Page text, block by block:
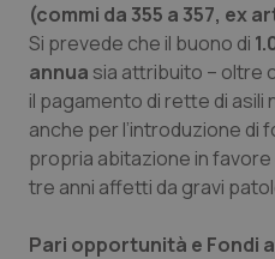
(commi da 355 a 357, ex
Si prevede che il buono di
annua sia attribuito – oltre
il pagamento di rette di asili
anche per l’introduzione
propria abitazione in
tre anni affetti da gravi
Pari opportunità e Fondi